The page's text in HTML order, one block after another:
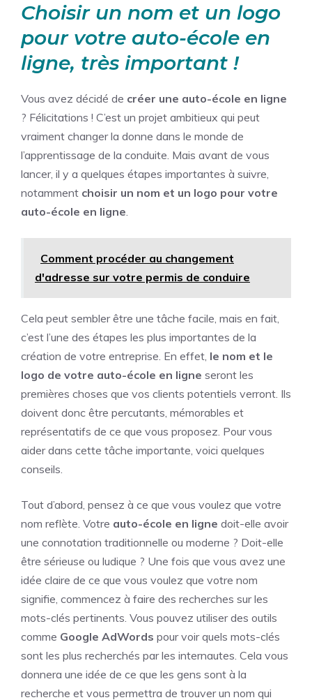
Choisir un nom et un logo
pour votre auto-école en
ligne, très important !
Vous avez décidé de créer une auto-école en ligne
? Félicitations ! C’est un projet ambitieux qui peut
vraiment changer la donne dans le monde de
l’apprentissage de la conduite. Mais avant de vous
lancer, il y a quelques étapes importantes à suivre,
notamment choisir un nom et un logo pour votre
auto-école en ligne.
Comment procéder au changement
d'adresse sur votre permis de conduire
Cela peut sembler être une tâche facile, mais en fait,
c’est l’une des étapes les plus importantes de la
création de votre entreprise. En effet, le nom et le
logo de votre auto-école en ligne seront les
premières choses que vos clients potentiels verront. Ils
doivent donc être percutants, mémorables et
représentatifs de ce que vous proposez. Pour vous
aider dans cette tâche importante, voici quelques
conseils.
Tout d’abord, pensez à ce que vous voulez que votre
nom reflète. Votre auto-école en ligne doit-elle avoir
une connotation traditionnelle ou moderne ? Doit-elle
être sérieuse ou ludique ? Une fois que vous avez une
idée claire de ce que vous voulez que votre nom
signifie, commencez à faire des recherches sur les
mots-clés pertinents. Vous pouvez utiliser des outils
comme Google AdWords pour voir quels mots-clés
sont les plus recherchés par les internautes. Cela vous
donnera une idée de ce que les gens sont à la
recherche et vous permettra de trouver un nom qui